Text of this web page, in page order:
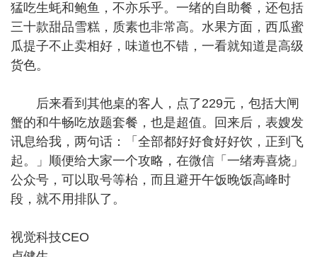
猛吃生蚝和鲍鱼，不亦乐乎。一绪的自助餐，还包括
三十款甜品雪糕，质素也非常高。水果方面，西瓜蜜
瓜提子不止卖相好，味道也不错，一看就知道是高级
货色。
后来看到其他桌的客人，点了229元，包括大闸
蟹的和牛畅吃放题套餐，也是超值。回来后，表嫂发
讯息给我，两句话：「全部都好好食好好饮，正到飞
起。」顺便给大家一个攻略，在微信「一绪寿喜烧」
公众号，可以取号等枱，而且避开午饭晚饭高峰时
段，就不用排队了。
视觉科技CEO